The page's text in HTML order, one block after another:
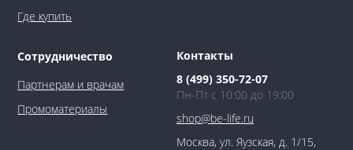
Где купить
Сотрудничество
Партнерам и врачам
Промоматериалы
Контакты
8 (499) 350-72-07
Пн-Пт с 10:00 до 19:00
shop@be-life.ru
Москва, ул. Яузская, д. 1/15,